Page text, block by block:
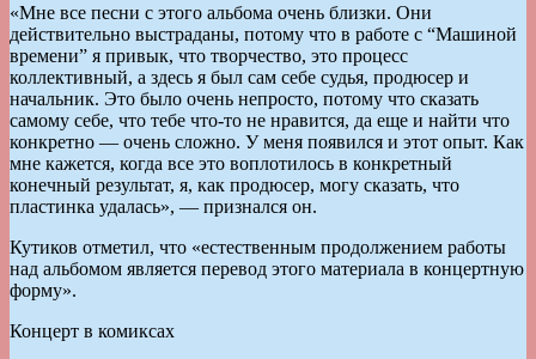
«Мне все песни с этого альбома очень близки. Они
действительно выстраданы, потому что в работе с “Машиной
времени” я привык, что творчество, это процесс
коллективный, а здесь я был сам себе судья, продюсер и
начальник. Это было очень непросто, потому что сказать
самому себе, что тебе что-то не нравится, да еще и найти что
конкретно — очень сложно. У меня появился и этот опыт. Как
мне кажется, когда все это воплотилось в конкретный
конечный результат, я, как продюсер, могу сказать, что
пластинка удалась», — признался он.
Кутиков отметил, что «естественным продолжением работы
над альбомом является перевод этого материала в концертную
форму».
Концерт в комиксах